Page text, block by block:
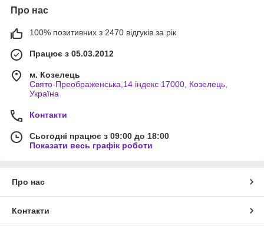
Про нас
100% позитивних з 2470 відгуків за рік
Працює з 05.03.2012
м. Козелець
Свято-Преображенська,14 індекс 17000, Козелець,
Україна
Контакти
Сьогодні працює з 09:00 до 18:00
Показати весь графік роботи
Про нас
Контакти